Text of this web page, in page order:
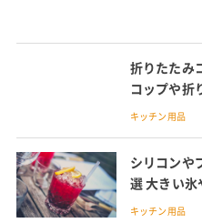
折りたたみ
コップや折
キッチン用品
シリコンや
選 大きい
作れる製氷
キッチン用品